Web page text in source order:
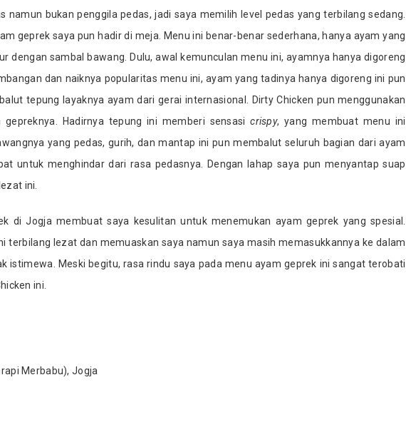
namun bukan penggila pedas, jadi saya memilih level pedas yang terbilang sedang.
geprek saya pun hadir di meja. Menu ini benar-benar sederhana, hanya ayam yang
dengan sambal bawang. Dulu, awal kemunculan menu ini, ayamnya hanya digoreng
dan naiknya popularitas menu ini, ayam yang tadinya hanya digoreng ini pun
tepung layaknya ayam dari gerai internasional. Dirty Chicken pun menggunakan
Hadirnya tepung ini memberi sensasicrispy, yang membuat menu ini
yang pedas, gurih, dan mantap ini pun membalut seluruh bagian dari ayam
untuk menghindar dari rasa pedasnya. Dengan lahap saya pun menyantap suap
ini.
di Jogja membuat saya kesulitan untuk menemukan ayam geprek yang spesial.
terbilang lezat dan memuaskan saya namun saya masih memasukkannya ke dalam
istimewa. Meski begitu, rasa rindu saya pada menu ayam geprek ini sangat terobati
ini.
Merbabu), Jogja